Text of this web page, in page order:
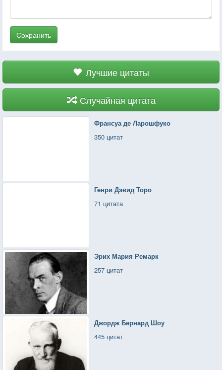
Сохранить
Лучшие цитаты
Случайная цитата
Франсуа де Ларошфуко
350 цитат
Генри Дэвид Торо
71 цитата
Эрих Мария Ремарк
257 цитат
Джордж Бернард Шоу
445 цитат